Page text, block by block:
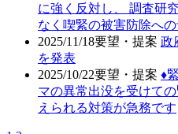
に強く反対し、 調査研
なく喫緊の被害防除へ
2025/11/18要望・提案 政
を発表
2025/10/22要望・提案 ♦️
マの異常出没を受けて
えられる対策が急務です